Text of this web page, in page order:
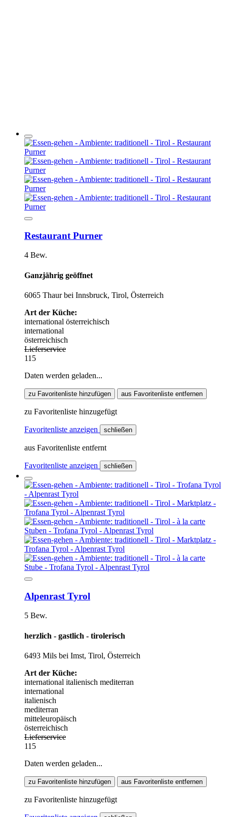
Restaurant Purner
4 Bew.
Ganzjährig geöffnet
6065 Thaur bei Innsbruck, Tirol, Österreich
Art der Küche:
international österreichisch
international
österreichisch
Lieferservice
115
Daten werden geladen...
zu Favoritenliste hinzufügen aus Favoritenliste entfernen
zu Favoritenliste hinzugefügt
Favoritenliste anzeigen schließen
aus Favoritenliste entfernt
Favoritenliste anzeigen schließen
Alpenrast Tyrol
5 Bew.
herzlich - gastlich - tirolerisch
6493 Mils bei Imst, Tirol, Österreich
Art der Küche:
international italienisch mediterran
international
italienisch
mediterran
mitteleuropäisch
österreichisch
Lieferservice
115
Daten werden geladen...
zu Favoritenliste hinzufügen aus Favoritenliste entfernen
zu Favoritenliste hinzugefügt